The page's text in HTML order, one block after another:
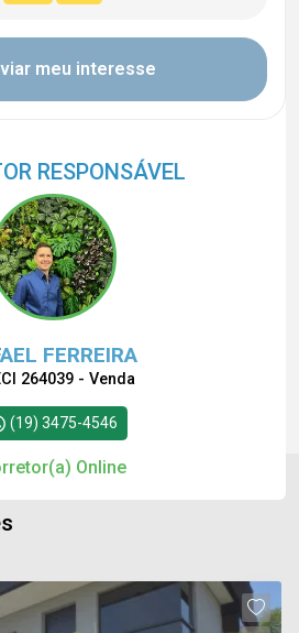
meu interesse
RESPONSÁVEL
FERREIRA
264039 - Venda
(19) 3475-4546
Online